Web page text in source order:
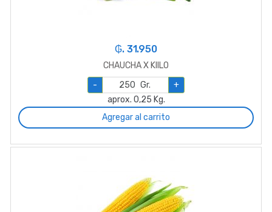
₲. 31.950
CHAUCHA X KIILO
-
Gr.
+
aprox. 0,25 Kg.
Agregar al carrito